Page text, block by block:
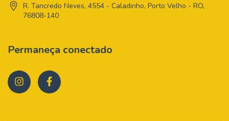
R. Tancredo Neves, 4554 - Caladinho, Porto Velho - RO,
76808-140
Permaneça conectado